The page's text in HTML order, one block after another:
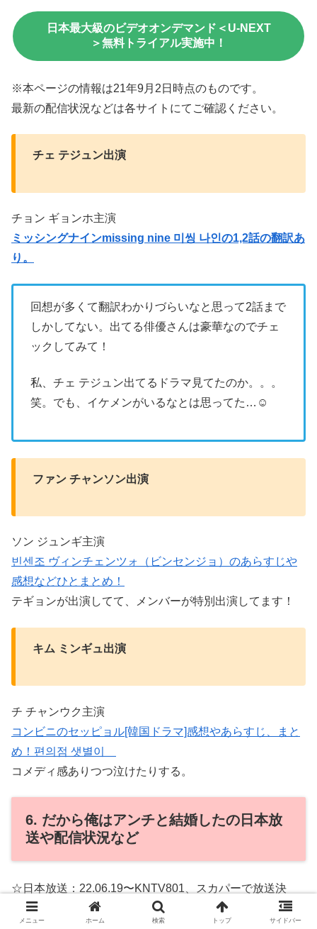
日本最大級のビデオオンデマンド＜U-NEXT
＞無料トライアル実施中！
※本ページの情報は21年9月2日時点のものです。
最新の配信状況などは各サイトにてご確認ください。
チェ テジュン出演
チョン ギョンホ主演
ミッシングナインmissing nine 미씽 나인の1,2話の翻訳あ
り。
回想が多くて翻訳わかりづらいなと思って2話まで
しかしてない。出てる俳優さんは豪華なのでチェ
ックしてみて！
私、チェ テジュン出てるドラマ見てたのか。。。
笑。でも、イケメンがいるなとは思ってた…☺
ファン チャンソン出演
ソン ジュンギ主演
빈센조 ヴィンチェンツォ（ビンセンジョ）のあらすじや
感想などひとまとめ！
テギョンが出演してて、メンバーが特別出演してます！
キム ミンギュ出演
チ チャンウク主演
コンビニのセッピョル[韓国ドラマ]感想やあらすじ、まと
め！편의점 샛별이
コメディ感ありつつ泣けたりする。
6. だから俺はアンチと結婚したの日本放
送や配信状況など
☆日本放送：22.06.19〜KNTV801、スカパーで放送決
定！
メニュー ホーム 検索 トップ サイドバー